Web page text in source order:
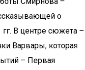
о
В центре сюжета –
Варвары, которая
– Первая